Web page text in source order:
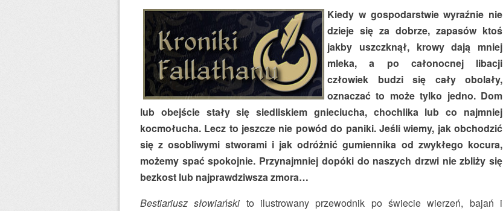
Kiedy w gospodarstwie wyraźnie nie
dzieje się za dobrze, zapasów ktoś
jakby uszczknął, krowy dają mniej
mleka, a po całonocnej libacji
człowiek budzi się cały obolały,
oznaczać to może tylko jedno. Dom
lub obejście stały się siedliskiem gnieciucha, chochlika lub co najmniej
kocmołucha. Lecz to jeszcze nie powód do paniki. Jeśli wiemy, jak obchodzić
się z osobliwymi stworami i jak odróżnić gumiennika od zwykłego kocura,
możemy spać spokojnie. Przynajmniej dopóki do naszych drzwi nie zbliży się
bezkost lub najprawdziwsza zmora…
Bestiariusz słowiański to ilustrowany przewodnik po świecie wierzeń, bajań i